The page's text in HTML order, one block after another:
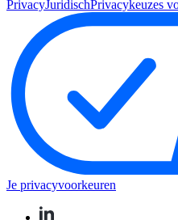
PrivacyJuridischPrivacykeuzes
Je privacyvoorkeuren